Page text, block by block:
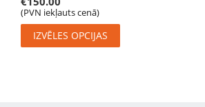
(PVN iekļauts cenā)
IZVĒLES OPCIJAS